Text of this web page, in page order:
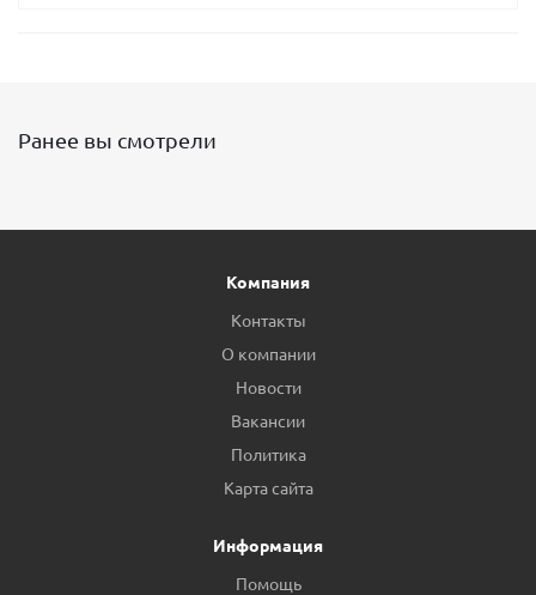
Ранее вы смотрели
Компания
Контакты
О компании
Новости
Вакансии
Политика
Карта сайта
Информация
Помощь